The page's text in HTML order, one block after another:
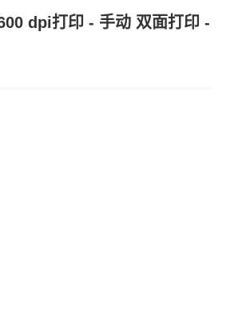
dpi打印 - 手动 双面打印 -